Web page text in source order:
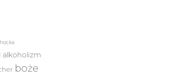
alkoholizm
boże